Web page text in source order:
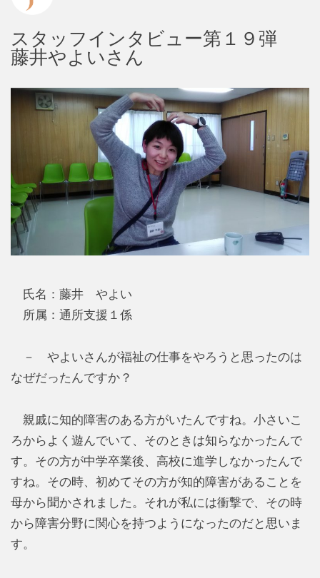
スタッフインタビュー第１９弾
藤井やよいさん
氏名：藤井 やよい
所属：通所支援１係
－ やよいさんが福祉の仕事をやろうと思ったのは
なぜだったんですか？
親戚に知的障害のある方がいたんですね。小さいこ
ろからよく遊んでいて、そのときは知らなかったんで
す。その方が中学卒業後、高校に進学しなかったんで
すね。その時、初めてその方が知的障害があることを
母から聞かされました。それが私には衝撃で、その時
から障害分野に関心を持つようになったのだと思いま
す。